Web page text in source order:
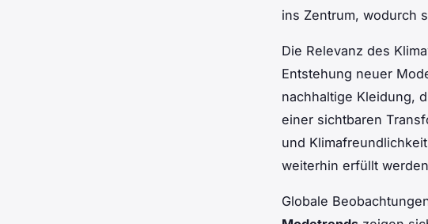
ins Zentrum, wodurch
Die Relevanz des
Entstehung neuer
nachhaltige Kleidung,
einer sichtbaren
und
weiterhin erfüllt
Globale